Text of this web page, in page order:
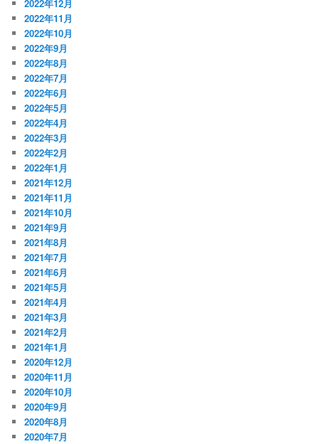
2022年12月
2022年11月
2022年10月
2022年9月
2022年8月
2022年7月
2022年6月
2022年5月
2022年4月
2022年3月
2022年2月
2022年1月
2021年12月
2021年11月
2021年10月
2021年9月
2021年8月
2021年7月
2021年6月
2021年5月
2021年4月
2021年3月
2021年2月
2021年1月
2020年12月
2020年11月
2020年10月
2020年9月
2020年8月
2020年7月